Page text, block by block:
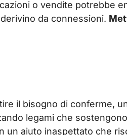
o vendite potrebbe
da connessioni.
il bisogno di conferme,
legami che
un aiuto inaspettato che